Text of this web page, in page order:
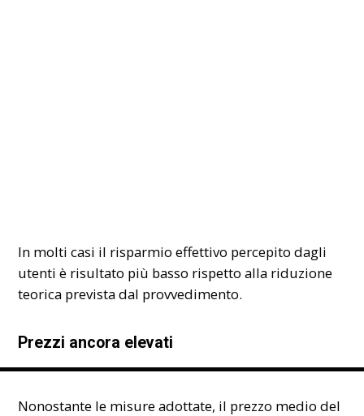
In molti casi il risparmio effettivo percepito dagli
utenti è risultato più basso rispetto alla riduzione
teorica prevista dal provvedimento.
Prezzi ancora elevati
Nonostante le misure adottate, il prezzo medio del